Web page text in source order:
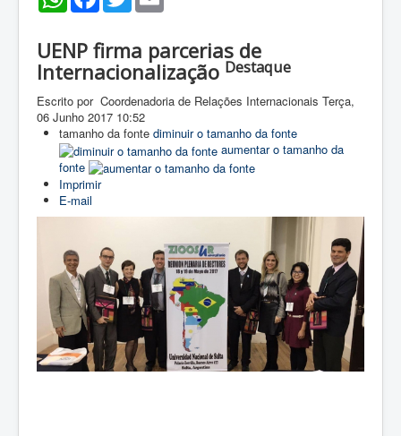
UENP firma parcerias de
Internacionalização Destaque
Escrito por Coordenadoria de Relações Internacionais Terça,
06 Junho 2017 10:52
tamanho da fonte diminuir o tamanho da fonte
aumentar o tamanho da
fonte
Imprimir
E-mail